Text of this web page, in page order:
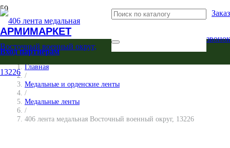
АРМИМАРКЕТ
Вход партнерам
Главная
/
Медальные и орденские ленты
/
Медальные ленты
/
406 лента медальная Восточный военный округ, 13226